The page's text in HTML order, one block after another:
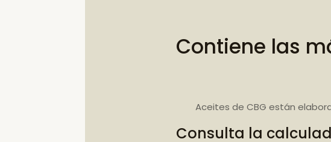
Contiene las
Aceites de CBG están
Consulta la